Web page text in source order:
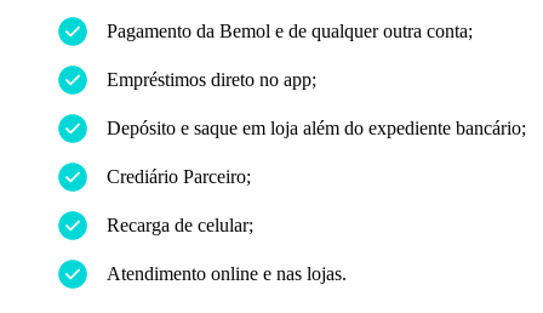
Pagamento da Bemol e de qualquer outra conta;
Empréstimos direto no app;
Depósito e saque em loja além do expediente bancário;
Crediário Parceiro;
Recarga de celular;
Atendimento online e nas lojas.